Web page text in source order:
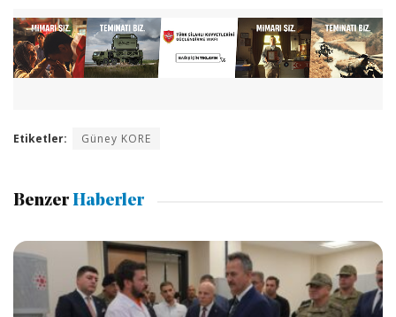
Etiketler: Güney KORE
Benzer Haberler